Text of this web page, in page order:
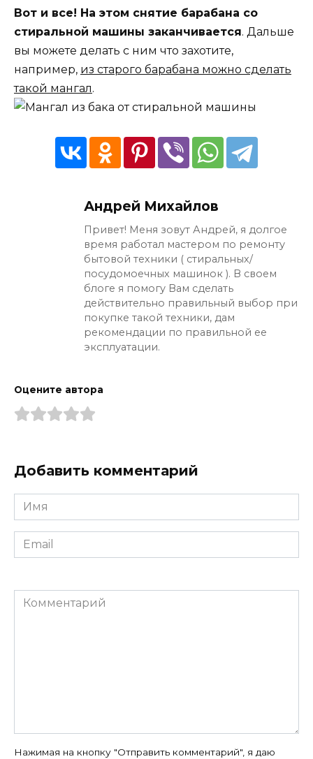
Вот и все! На этом снятие барабана со
стиральной машины заканчивается. Дальше
вы можете делать с ним что захотите,
например, из старого барабана можно сделать
такой мангал.
Андрей Михайлов
Привет! Меня зовут Андрей, я долгое
время работал мастером по ремонту
бытовой техники ( стиральных/
посудомоечных машинок ). В своем
блоге я помогу Вам сделать
действительно правильный выбор при
покупке такой техники, дам
рекомендации по правильной ее
эксплуатации.
Оцените автора
Добавить комментарий
Имя
*
Email
*
Комментарий
Нажимая на кнопку "Отправить комментарий", я даю